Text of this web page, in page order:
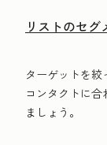
リストのセグ
ターゲットを
コンタクトに
ましょう。